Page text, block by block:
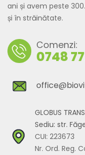
ani și avem peste
și în străinătate.
Comenzi:
0748
GLOBUS
Sediu: str.
CUI: 223673
Nr. Ord. Reg.